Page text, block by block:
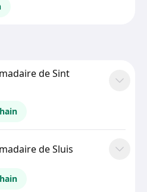
de Sint
de Sluis